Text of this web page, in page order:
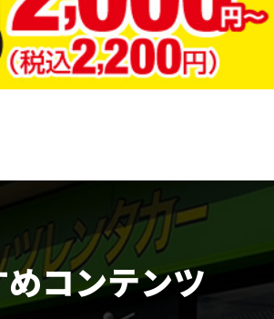
コンテンツ